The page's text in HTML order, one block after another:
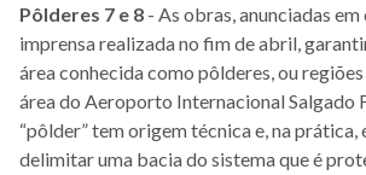
Pôlderes 7 e 8 - As obras, anunciadas
imprensa realizada no fim de abril,
área conhecida como pôlderes, ou
área do Aeroporto Internacional Salgado
“pôlder” tem origem técnica e, na prática,
delimitar uma bacia do sistema que é